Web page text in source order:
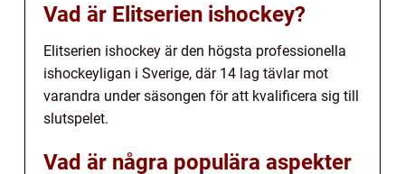
Vad är Elitserien ishockey?
Elitserien ishockey är den högsta professionella
ishockeyligan i Sverige, där 14 lag tävlar mot
varandra under säsongen för att kvalificera sig till
slutspelet.
Vad är några populära aspekter